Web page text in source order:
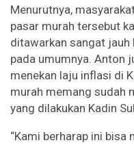
Menurutnya,
pasar murah tersebut
ditawarkan sangat jauh
pada umumnya. Anton
menekan laju inflasi di
murah memang sudah
yang dilakukan Kadin
“Kami berharap ini bisa